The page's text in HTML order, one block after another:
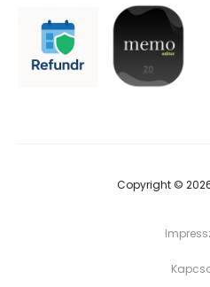
Copyright © 2026